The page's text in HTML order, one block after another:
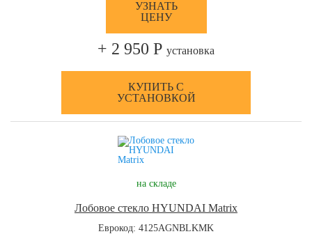
УЗНАТЬ
ЦЕНУ
+ 2 950 Р установка
КУПИТЬ С
УСТАНОВКОЙ
на складе
Лобовое стекло HYUNDAI Matrix
Еврокод: 4125AGNBLKMK